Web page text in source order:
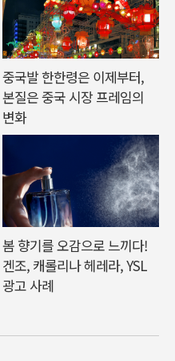
중국발 한한령은 이제부터,
본질은 중국 시장 프레임의
변화
봄 향기를 오감으로 느끼다!
겐조, 캐롤리나 헤레라, YSL
광고 사례